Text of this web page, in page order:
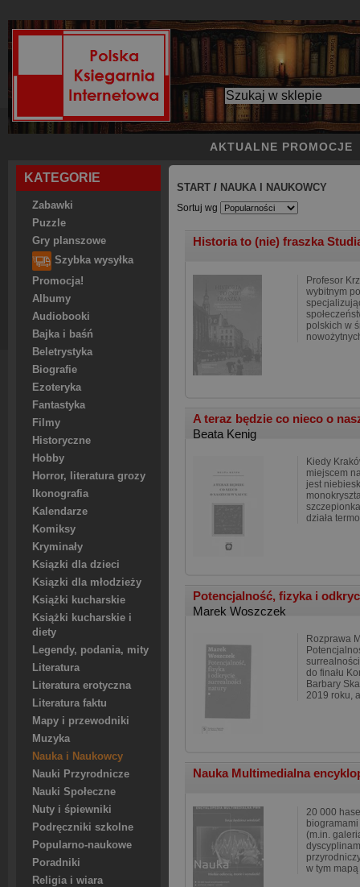
AKTUALNE PROMOCJE
KATEGORIE
Zabawki
Puzzle
Gry planszowe
Szybka wysyłka
Promocja!
Albumy
Audiobooki
Bajka i baśń
Beletrystyka
Biografie
Ezoteryka
Fantastyka
Filmy
Historyczne
Hobby
Horror, literatura grozy
Ikonografia
Kalendarze
Komiksy
Kryminały
Ksiązki dla dzieci
Ksiązki dla młodzieży
Książki kucharskie
Książki kucharskie i
diety
Legendy, podania, mity
Literatura
Literatura erotyczna
Literatura faktu
Mapy i przewodniki
Muzyka
Nauka i Naukowcy
Nauki Przyrodnicze
Nauki Społeczne
Nuty i śpiewniki
Podręczniki szkolne
Popularno-naukowe
Poradniki
Religia i wiara
START / NAUKA I NAUKOWCY
Sortuj wg
Historia to (nie) fraszka
Profesor
wybitnym
polskich w
A teraz będzie co nieco o
Beata Kenig
Kiedy
miejscem
jest
działa
Potencjalność, fizyka i
Marek Woszczek
Rozprawa
do finału
Barbary
2019 roku,
Nauka Multimedialna
20 000
(m.in.
w tym